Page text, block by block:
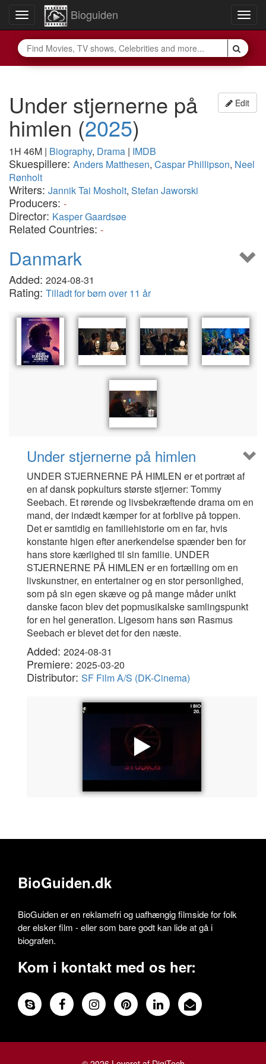
Toggle
navigation
Bioguiden
Edit
Under stjernerne på
himlen (2025)
1H 46M | Biography, Drama | IMDB
Skuespillere: Anders Matthesen, Caspar Phillipson, Neel
Rønholt
Writers: Jannik Tai Mosholt, Stefan Jaworski
Producers: -
Director: Kasper Gaardsøe
Related Countries: -
Danmark
Added: 2024-08-31
Rating: Tilladt for børn over 11 år
Under stjernerne på himlen
UNDER STJERNERNE PÅ HIMLEN er et portræt af
en af dansk popkulturs største stjerner: Tommy
Seebach. Et rørende og livsbekræftende drama om en
mand, der indædt kæmper for at forblive på toppen.
Det er samtidig en familiehistorie om en far, hvis
konstante higen efter anerkendelse spænder ben for
hans store kærlighed til sin familie. UNDER
STJERNERNE PÅ HIMLEN er en fortælling om en
livskunstner, en entertainer og en stor personlighed,
som på sin egen skæve og på mange måder unikt
danske facon blev det popmusikalske samlingspunkt
for en hel generation. Ligesom hans søn Rasmus
Seebach er blevet det for den næste.
Added: 2024-08-31
Premiere: 2025-03-20
Distributor: SF Film A/S (DK-Cinema)
BioGuiden.dk
BioGuiden er en reklamefri og uafhængig filmside for folk
der elsker film - eller som bare godt kan lide at gå i
biografen.
Kom i kontakt med os her: